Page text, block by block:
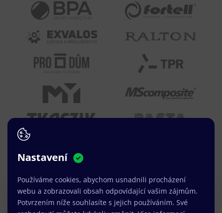
Právě jsme k dispozici.
Nastavení
Používáme cookies, abychom usnadnili procházení
webu a zobrazovali obsah odpovídající vašim zájmům.
Potvrzením níže souhlasíte s jejich používáním. Své